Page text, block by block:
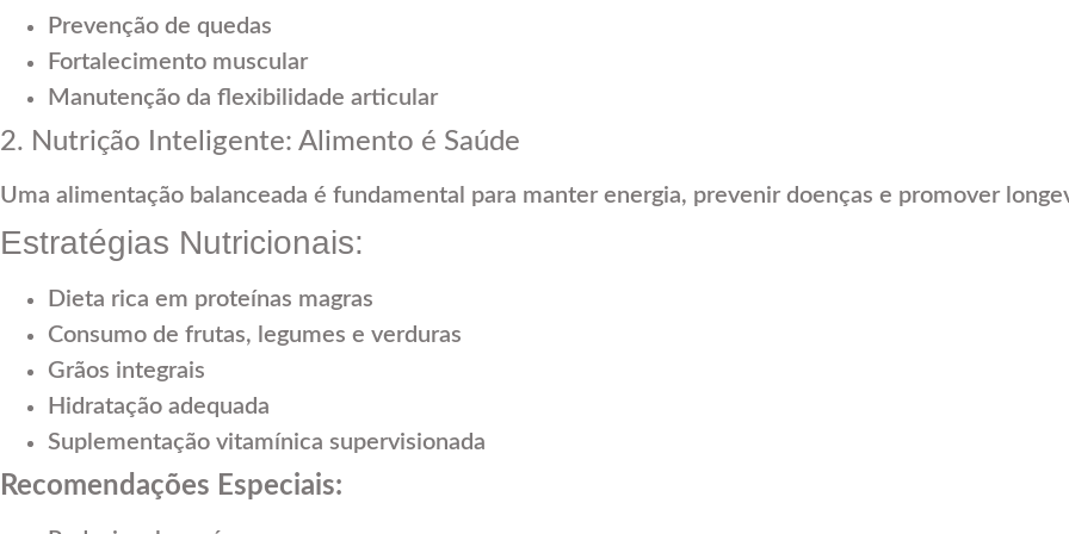
Prevenção de quedas
Fortalecimento muscular
Manutenção da flexibilidade articular
2. Nutrição Inteligente: Alimento é Saúde
Uma alimentação balanceada é fundamental para manter energia, prevenir doenças e promover
Estratégias Nutricionais:
Dieta rica em proteínas magras
Consumo de frutas, legumes e verduras
Grãos integrais
Hidratação adequada
Suplementação vitamínica supervisionada
Recomendações Especiais: